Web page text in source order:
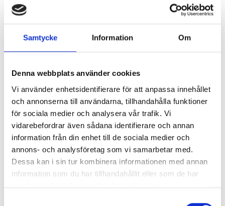
Samtycke Information Om
Denna webbplats använder cookies
Vi använder enhetsidentifierare för att anpassa innehållet
och annonserna till användarna, tillhandahålla funktioner
för sociala medier och analysera vår trafik. Vi
vidarebefordrar även sådana identifierare och annan
information från din enhet till de sociala medier och
annons- och analysföretag som vi samarbetar med.
Dessa kan i sin tur kombinera informationen med annan
information som du har tillhandahållit eller som de har
samlat in när du har använt deras tjänster.
Transfusion